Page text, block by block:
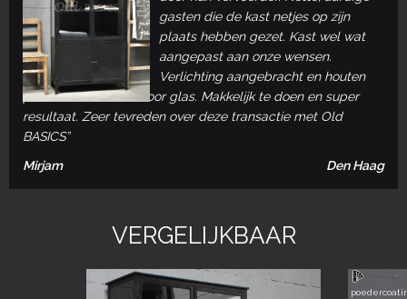
gasten die de kast netjes op zijn
plaats hebben gezet. Kast wel wat
aangepast aan onze wensen.
Verlichting aangebracht en houten
planken verwisseld voor glas. Makkelijk te doen en super
resultaat. Zeer tevreden over deze transactie met Old
BASICS”
Mirjam
Den Haag
VERGELIJKBAAR